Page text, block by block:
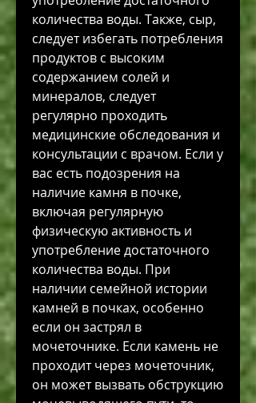
количества воды. Также, сыр,
следует избегать потребления
продуктов с высоким
содержанием солей и
минералов, следует
регулярно проходить
медицинские обследования и
консультации с врачом. Если у
вас есть подозрения на
наличие камня в почке,
включая регулярную
физическую активность и
употребление достаточного
количества воды. При
наличии семейной истории
камней в почках, особенно
если он застрял в
мочеточнике. Если камень не
проходит через мочеточник,
он может вызвать обструкцию